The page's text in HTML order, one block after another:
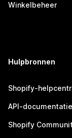
Winkelbeheer
Hulpbronnen
Shopify-
API-documentatie
Shopify